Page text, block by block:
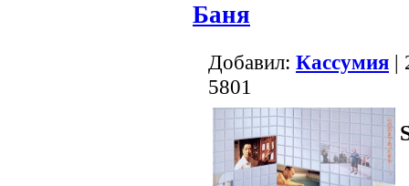
Баня
Добавил: Кассумия |
5801